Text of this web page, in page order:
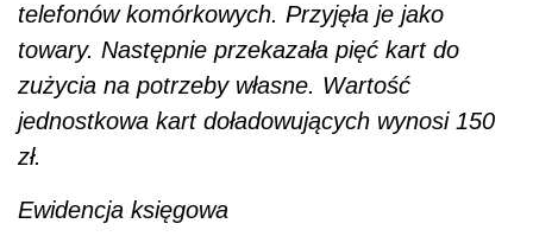
telefonów komórkowych. Przyjęła je jako
towary. Następnie przekazała pięć kart do
zużycia na potrzeby własne. Wartość
jednostkowa kart doładowujących wynosi 150
zł.
Ewidencja księgowa